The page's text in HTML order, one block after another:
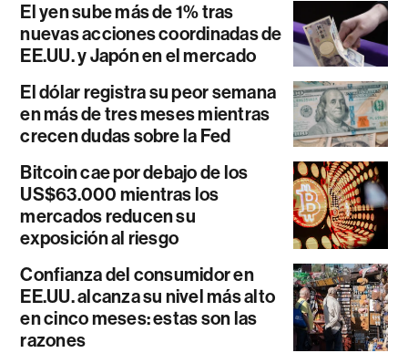
El yen sube más de 1% tras
nuevas acciones coordinadas de
EE.UU. y Japón en el mercado
El dólar registra su peor semana
en más de tres meses mientras
crecen dudas sobre la Fed
Bitcoin cae por debajo de los
US$63.000 mientras los
mercados reducen su
exposición al riesgo
Confianza del consumidor en
EE.UU. alcanza su nivel más alto
en cinco meses: estas son las
razones